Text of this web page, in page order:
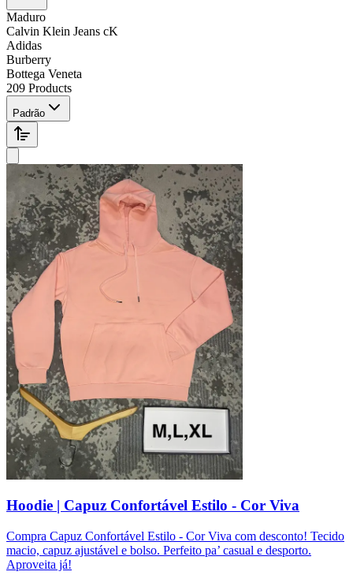
Maduro
Calvin Klein Jeans cK
Adidas
Burberry
Bottega Veneta
209 Products
Padrão
Hoodie | Capuz Confortável Estilo - Cor Viva
Compra Capuz Confortável Estilo - Cor Viva com desconto! Tecido
macio, capuz ajustável e bolso. Perfeito pa’ casual e desporto.
Aproveita já!